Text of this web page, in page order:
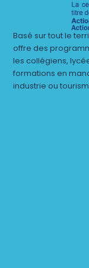
Basé sur tout le
offre des
les collégiens,
formations en
industrie ou